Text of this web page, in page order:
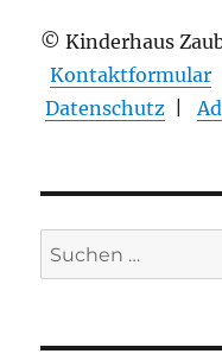
© Kinderhaus
Kontaktformular
Datenschutz |
Suchen
nach: